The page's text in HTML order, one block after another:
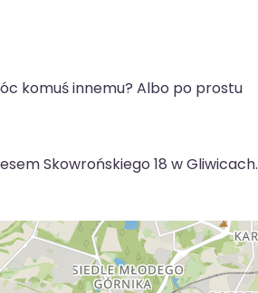
komuś innemu? Albo po prostu
Skowrońskiego 18 w Gliwicach.